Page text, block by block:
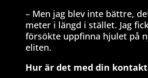
– Men jag blev inte bättre,
meter i längd i stället. Jag
försökte uppfinna hjulet på
eliten.
Hur är det med din